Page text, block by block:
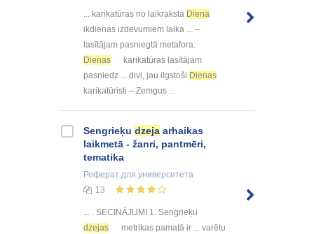
... karikatūras no laikraksta Diena
ikdienas izdevumiem laika ... –
lasītājam pasniegtā metafora.
Dienas
karikatūras lasītājam
pasniedz ... divi, jau ilgstoši Dienas
karikatūristi – Zemgus ...
Sengrieķu dzeja arhaikas
laikmetā - žanri, pantmēri,
tematika
Реферат для университета
13
... . SECINĀJUMI 1. Sengrieķu
dzejas
metrikas pamatā ir ... varētu